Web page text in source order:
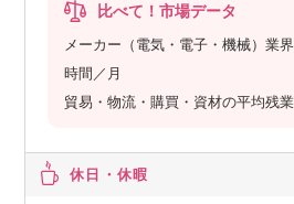
比べて！市場データ
メーカー（電気・電子・機械）業
時間／月
貿易・物流・購買・資材の平均残
休日・休暇